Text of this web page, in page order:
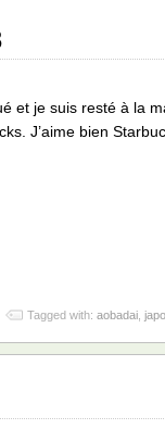
et je suis resté à la
J’aime bien
Tagged with: aobadai,